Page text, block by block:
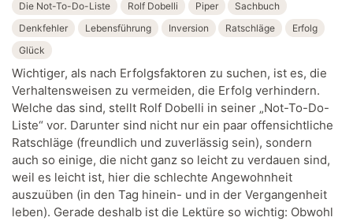
Die Not-To-Do-Liste Rolf Dobelli Piper
Sachbuch
Denkfehler
Lebensführung Inversion Ratschläge
Erfolg
Glück
Wichtiger, als nach Erfolgsfaktoren zu suchen, ist es, die
Verhaltensweisen zu vermeiden, die Erfolg verhindern.
Welche das sind, stellt Rolf Dobelli in seiner „Not-To-Do-
Liste“ vor. Darunter sind nicht nur ein paar offensichtliche
Ratschläge (freundlich und zuverlässig sein), sondern
auch so einige, die nicht ganz so leicht zu verdauen sind,
weil es leicht ist, hier die schlechte Angewohnheit
auszuüben (in den Tag hinein- und in der Vergangenheit
leben). Gerade deshalb ist die Lektüre so wichtig: Obwohl